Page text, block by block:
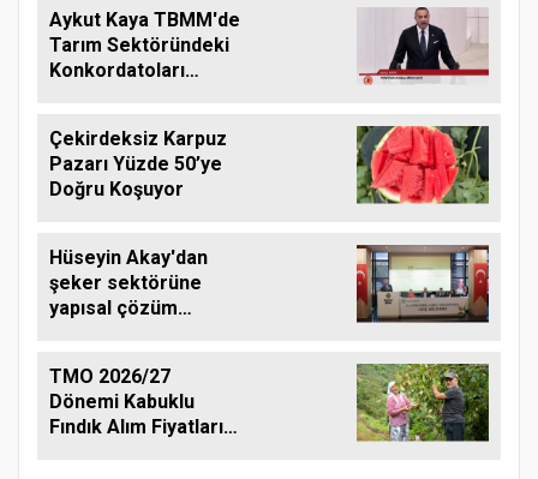
Aykut Kaya TBMM'de
Tarım Sektöründeki
Konkordatoları
Çekirdeksiz Karpuz
Pazarı Yüzde 50’ye
Doğru Koşuyor
Hüseyin Akay'dan
şeker sektörüne
yapısal çözüm
TMO 2026/27
Dönemi Kabuklu
Fındık Alım Fiyatlarını